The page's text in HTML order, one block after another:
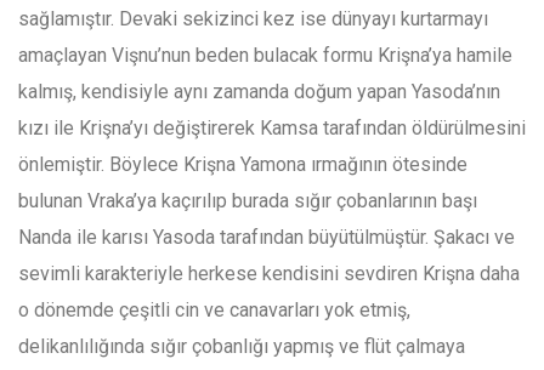
sağlamıştır. Devaki sekizinci kez ise dünyayı kurtarmayı
amaçlayan Vişnu’nun beden bulacak formu Krişna’ya hamile
kalmış, kendisiyle aynı zamanda doğum yapan Yasoda’nın
kızı ile Krişna’yı değiştirerek Kamsa tarafından öldürülmesini
önlemiştir. Böylece Krişna Yamona ırmağının ötesinde
bulunan Vraka’ya kaçırılıp burada sığır çobanlarının başı
Nanda ile karısı Yasoda tarafından büyütülmüştür. Şakacı ve
sevimli karakteriyle herkese kendisini sevdiren Krişna daha
o dönemde çeşitli cin ve canavarları yok etmiş,
delikanlılığında sığır çobanlığı yapmış ve flüt çalmaya